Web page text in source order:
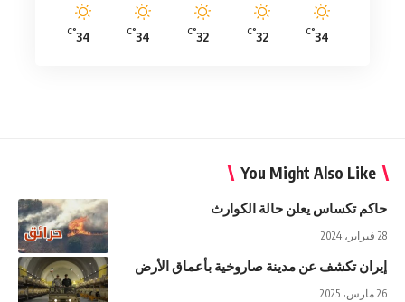
34
°C
32
°C
32
°C
34
°C
34
°C
You Might Also Like
حاكم تكساس يعلن حالة الكوارث
28 فبراير، 2024
إيران تكشف عن مدينة صاروخية بأعماق الأرض
26 مارس، 2025